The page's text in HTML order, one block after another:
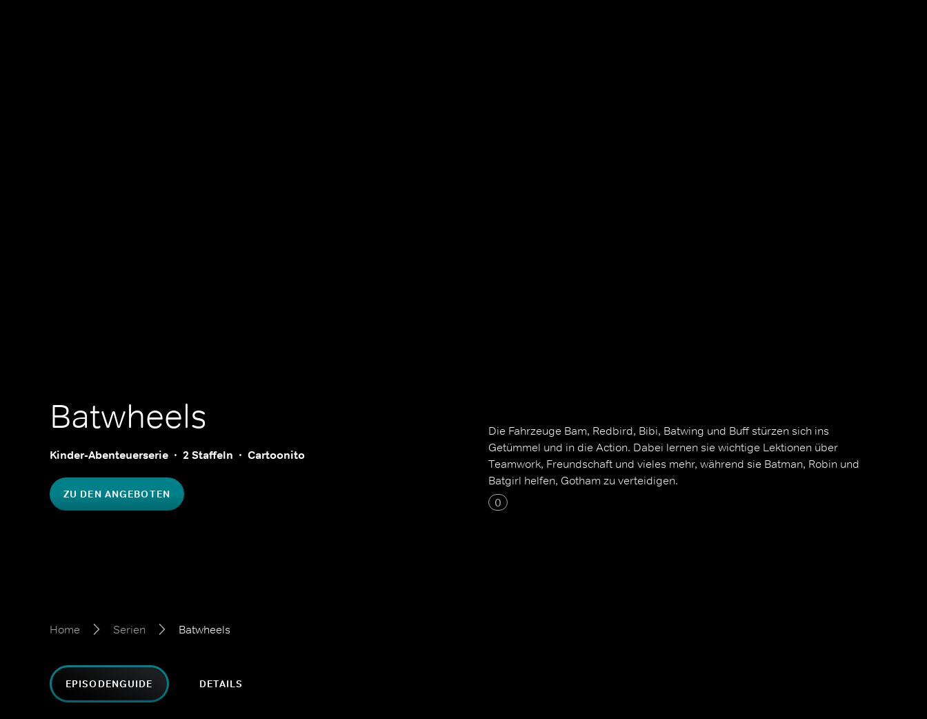
Batwheels
Kinder-Abenteuerserie 2 Staffeln Cartoonito
ZU DEN ANGEBOTEN
Die Fahrzeuge Bam, Redbird, Bibi, Batwing und Buff stürzen sich ins
Getümmel und in die Action. Dabei lernen sie wichtige Lektionen über
Teamwork, Freundschaft und vieles mehr, während sie Batman, Robin und
Batgirl helfen, Gotham zu verteidigen.
0
Home Serien Batwheels
EPISODENGUIDE DETAILS